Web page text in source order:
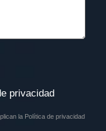
privacidad
la Política de privacidad